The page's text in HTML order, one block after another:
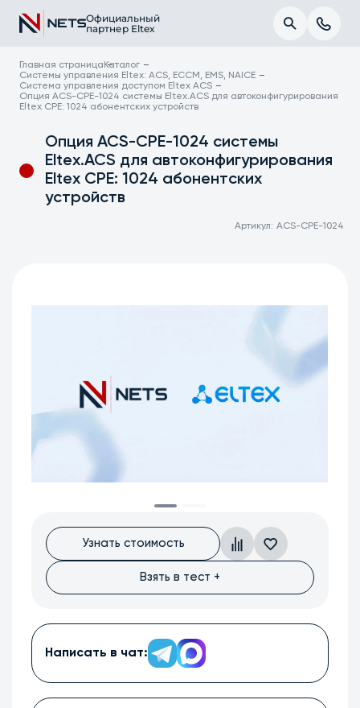
Официальный
партнер Eltex
Главная страница Каталог
Системы управления Eltex: ACS, ECCM, EMS, NAICE
Система управления доступом Eltex ACS
Опция ACS-CPE-1024 системы Eltex.ACS для автоконфигурирования
Eltex CPE: 1024 абонентских устройств
Опция ACS-CPE-1024 системы
Eltex.ACS для автоконфигурирования
Eltex CPE: 1024 абонентских
устройств
Артикул: ACS-CPE-1024
Узнать стоимость
Взять в тест +
Написать в чат: